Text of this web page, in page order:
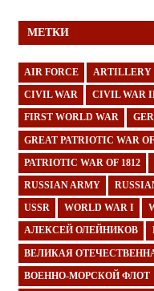
МЕТКИ
AIR FORCE ARTILLERY
CIVIL WAR CIVIL WAR
FIRST WORLD WAR
GREAT PATRIOTIC WAR
PATRIOTIC WAR OF 1812
RUSSIAN ARMY
USSR WORLD WAR I
АЛЕКСЕЙ ОЛЕЙНИКОВ
ВЕЛИКАЯ
ВОЕННО-МОРСКОЙ ФЛОТ